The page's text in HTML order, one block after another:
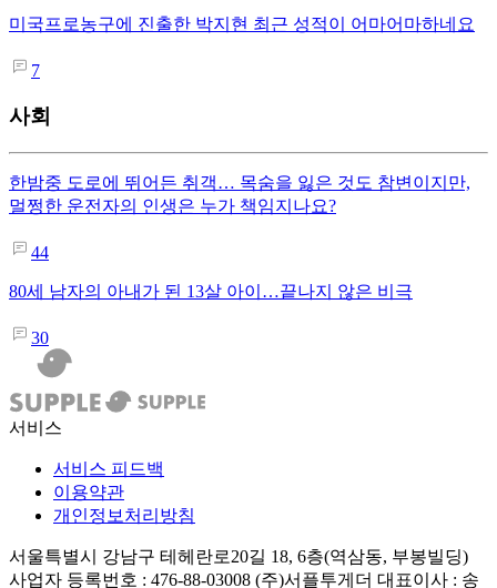
미국프로농구에 진출한 박지현 최근 성적이 어마어마하네요
7
사회
한밤중 도로에 뛰어든 취객… 목숨을 잃은 것도 참변이지만,
멀쩡한 운전자의 인생은 누가 책임지나요?
44
80세 남자의 아내가 된 13살 아이…끝나지 않은 비극
30
서비스
서비스 피드백
이용약관
개인정보처리방침
서울특별시 강남구 테헤란로20길 18, 6층(역삼동, 부봉빌딩)
사업자 등록번호 : 476-88-03008 (주)서플투게더 대표이사 : 송